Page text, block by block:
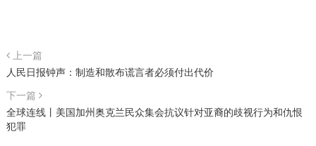
上一篇
人民日报钟声：制造和散布谎言者必须付出代价
下一篇
全球连线丨美国加州奥克兰民众集会抗议针对亚裔的歧视行为和仇恨
犯罪